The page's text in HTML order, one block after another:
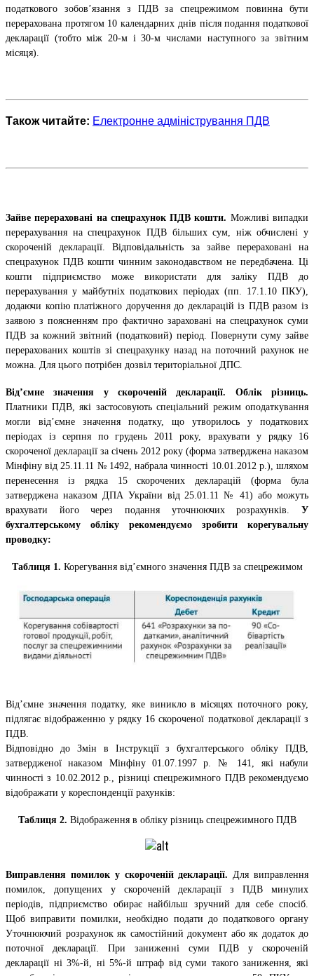
податкового зобов’язання з ПДВ за спецрежимом повинна бути
перерахована протягом 10 календарних днів після подання податкової
декларації (тобто між 20-м і 30-м числами наступного за звітним
місяця).
Також читайте: Електронне адміністрування ПДВ
Зайве перераховані на спецрахунок ПДВ кошти. Можливі випадки
перерахування на спецрахунок ПДВ більших сум, ніж обчислені у
скороченій декларації. Відповідальність за зайве перераховані на
спецрахунок ПДВ кошти чинним законодавством не передбачена. Ці
кошти підприємство може використати для заліку ПДВ до
перерахування у майбутніх податкових періодах (пп. 17.1.10 ПКУ),
додаючи копію платіжного доручення до декларацій із ПДВ разом із
заявою з поясненням про фактично зараховані на спецрахунок суми
ПДВ за кожний звітний (податковий) період. Повернути суму зайве
перерахованих коштів зі спецрахунку назад на поточний рахунок не
можна. Для цього потрібен дозвіл територіальної ДПС.
Від’ємне значення у скороченій декларації. Облік різниць.
Платники ПДВ, які застосовують спеціальний режим оподаткування
могли від’ємне значення податку, що утворилось у податкових
періодах із серпня по грудень 2011 року, врахувати у рядку 16
скороченої декларації за січень 2012 року (форма затверджена наказом
Мінфіну від 25.11.11 № 1492, набрала чинності 10.01.2012 р.), шляхом
перенесення із рядка 15 скорочених декларацій (форма була
затверджена наказом ДПА України від 25.01.11 № 41) або можуть
врахувати його через подання уточнюючих розрахунків. У
бухгалтерському обліку рекомендуємо зробити корегувальну
проводку:
Таблиця 1. Корегування від’ємного значення ПДВ за спецрежимом
Від’ємне значення податку, яке виникло в місяцях поточного року,
підлягає відображенню у рядку 16 скороченої податкової декларації з
ПДВ.
Відповідно до Змін в Інструкції з бухгалтерського обліку ПДВ,
затвердженої наказом Мінфіну 01.07.1997 р. № 141, які набули
чинності з 10.02.2012 р., різниці спецрежимного ПДВ рекомендуємо
відображати у кореспонденції рахунків:
Таблиця 2. Відображення в обліку різниць спецрежимного ПДВ
Виправлення помилок у скороченій декларації. Для виправлення
помилок, допущених у скороченій декларації з ПДВ минулих
періодів, підприємство обирає найбільш зручний для себе спосіб.
Щоб виправити помилки, необхідно подати до податкового органу
Уточнюючий розрахунок як самостійний документ або як додаток до
поточної декларації. При заниженні суми ПДВ у скороченій
декларації ні 3%-й, ні 5%-й штраф від суми такого заниження, які